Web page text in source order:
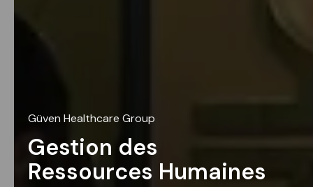
Güven Healthcare Group
Gestion des
Ressources Humaines